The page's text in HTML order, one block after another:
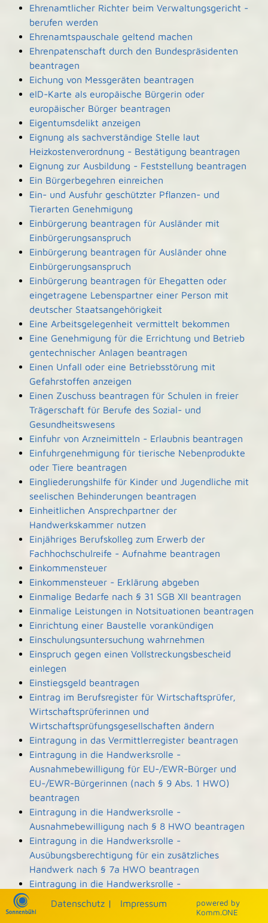
Ehrenamtlicher Richter beim Verwaltungsgericht -
berufen werden
Ehrenamtspauschale geltend machen
Ehrenpatenschaft durch den Bundespräsidenten
beantragen
Eichung von Messgeräten beantragen
eID-Karte als europäische Bürgerin oder
europäischer Bürger beantragen
Eigentumsdelikt anzeigen
Eignung als sachverständige Stelle laut
Heizkostenverordnung - Bestätigung beantragen
Eignung zur Ausbildung - Feststellung beantragen
Ein Bürgerbegehren einreichen
Ein- und Ausfuhr geschützter Pflanzen- und
Tierarten Genehmigung
Einbürgerung beantragen für Ausländer mit
Einbürgerungsanspruch
Einbürgerung beantragen für Ausländer ohne
Einbürgerungsanspruch
Einbürgerung beantragen für Ehegatten oder
eingetragene Lebenspartner einer Person mit
deutscher Staatsangehörigkeit
Eine Arbeitsgelegenheit vermittelt bekommen
Eine Genehmigung für die Errichtung und Betrieb
gentechnischer Anlagen beantragen
Einen Unfall oder eine Betriebsstörung mit
Gefahrstoffen anzeigen
Einen Zuschuss beantragen für Schulen in freier
Trägerschaft für Berufe des Sozial- und
Gesundheitswesens
Einfuhr von Arzneimitteln - Erlaubnis beantragen
Einfuhrgenehmigung für tierische Nebenprodukte
oder Tiere beantragen
Eingliederungshilfe für Kinder und Jugendliche mit
seelischen Behinderungen beantragen
Einheitlichen Ansprechpartner der
Handwerkskammer nutzen
Einjähriges Berufskolleg zum Erwerb der
Fachhochschulreife - Aufnahme beantragen
Einkommensteuer
Einkommensteuer - Erklärung abgeben
Einmalige Bedarfe nach § 31 SGB XII beantragen
Einmalige Leistungen in Notsituationen beantragen
Einrichtung einer Baustelle vorankündigen
Einschulungsuntersuchung wahrnehmen
Einspruch gegen einen Vollstreckungsbescheid
einlegen
Einstiegsgeld beantragen
Eintrag im Berufsregister für Wirtschaftsprüfer,
Wirtschaftsprüferinnen und
Wirtschaftsprüfungsgesellschaften ändern
Eintragung in das Vermittlerregister beantragen
Eintragung in die Handwerksrolle -
Ausnahmebewilligung für EU-/EWR-Bürger und
EU-/EWR-Bürgerinnen (nach § 9 Abs. 1 HWO)
beantragen
Eintragung in die Handwerksrolle -
Ausnahmebewilligung nach § 8 HWO beantragen
Eintragung in die Handwerksrolle -
Ausübungsberechtigung für ein zusätzliches
Handwerk nach § 7a HWO beantragen
Eintragung in die Handwerksrolle -
Ausübungsberechtigung nach § 7b HWO
beantragen
powered by
Komm.ONE
Datenschutz | Impressum